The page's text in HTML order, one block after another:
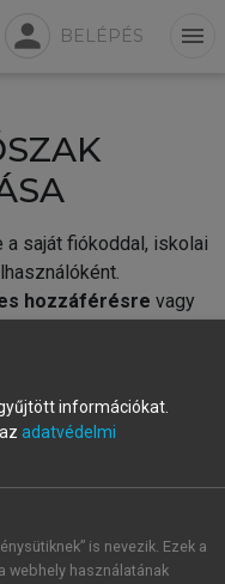
person BELÉPÉS menu
saját fiókoddal, iskolai
hozzáférésre vagy
új fiókot.
automatikusan
információkat.
adatvédelmi
is nevezik. Ezek a
webhely használatának